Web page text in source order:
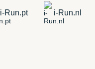
i-Run.pt i-Run.nl